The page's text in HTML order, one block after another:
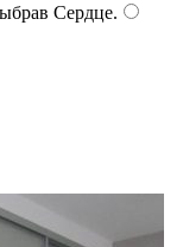
Сердце.